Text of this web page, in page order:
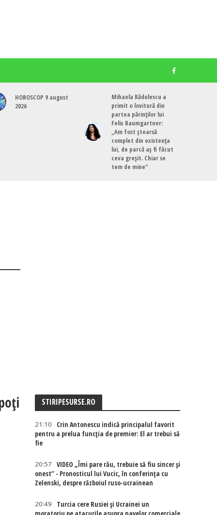
HOROSCOP 9 august
2026
Mihaela Rădulescu a
primit o lovitură din
partea părinților lui
Felix Baumgartner:
„Am fost ștearsă
complet din existența
lui, de parcă aș fi făcut
ceva greșit. Chiar se
tem de mine”
STIRIPESURSE.RO
21:10
Crin Antonescu indică principalul favorit
pentru a prelua funcția de premier: El ar trebui să
fie
20:57
VIDEO „Îmi pare rău, trebuie să fiu sincer și
onest” - Pronosticul lui Vucic, în conferința cu
Zelenski, despre războiul ruso-ucrainean
20:49
Turcia cere Rusiei și Ucrainei un